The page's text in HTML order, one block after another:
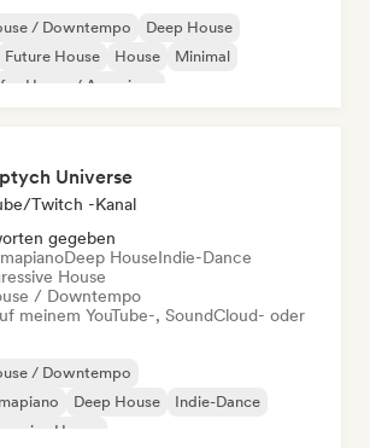
/ Downtempo
Deep House
Future House House
Minimal
House / Amapiano
Universe
Twitch -Kanal
gegeben
Deep HouseIndie-Dance
House
/ Downtempo
meinem YouTube-, SoundCloud- oder
/ Downtempo
Deep House
Indie-Dance
House